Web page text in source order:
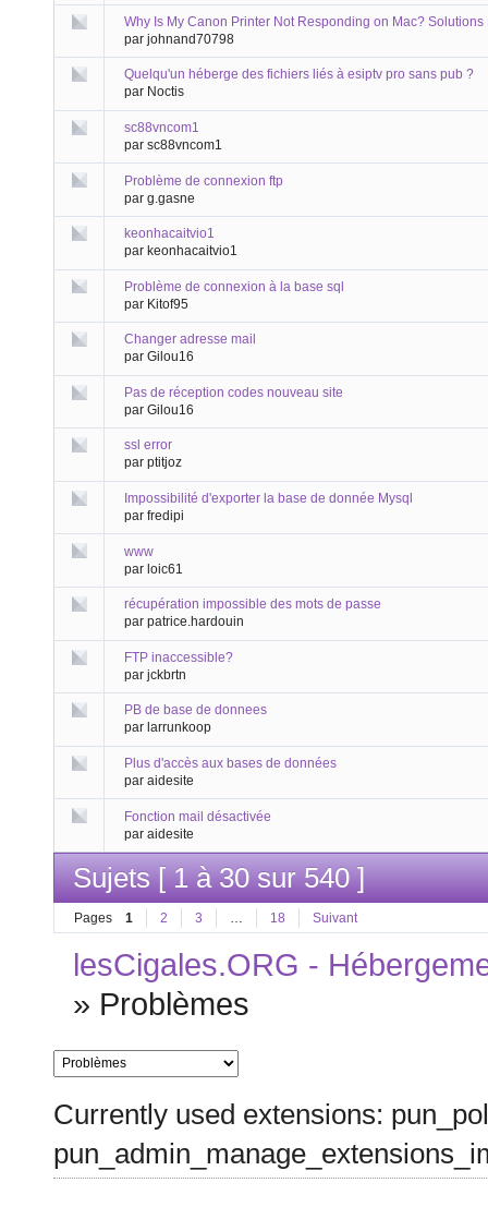
Why Is My Canon Printer Not Responding on Mac?
par johnand70798
Quelqu'un héberge des fichiers liés à esiptv pro sans pub ?
par Noctis
sc88vncom1
par sc88vncom1
Problème de connexion ftp
par g.gasne
keonhacaitvio1
par keonhacaitvio1
Problème de connexion à la base sql
par Kitof95
Changer adresse mail
par Gilou16
Pas de réception codes nouveau site
par Gilou16
ssl error
par ptitjoz
Impossibilité d'exporter la base de donnée Mysql
par fredipi
www
par loic61
récupération impossible des mots de passe
par patrice.hardouin
FTP inaccessible?
par jckbrtn
PB de base de donnees
par larrunkoop
Plus d'accès aux bases de données
par aidesite
Fonction mail désactivée
par aidesite
Sujets [ 1 à 30 sur 540 ]
Pages 1 2 3 18 Suivant
lesCigales.ORG -
» Problèmes
Currently used extensions: